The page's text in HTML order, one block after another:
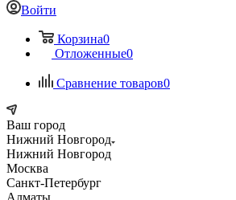
Войти
Корзина0
Отложенные0
Сравнение товаров0
Ваш город
Нижний Новгород
Нижний Новгород
Москва
Санкт-Петербург
Алматы